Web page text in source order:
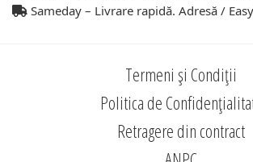
Sameday – Livrare rapidă. Adresă /
Termeni și Condiții
Politica de
Retragere din contract